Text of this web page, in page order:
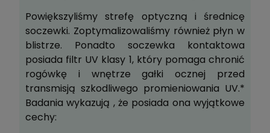
Powiększyliśmy strefę optyczną i średnicę
soczewki. Zoptymalizowaliśmy również płyn w
blistrze. Ponadto soczewka kontaktowa
posiada filtr UV klasy 1, który pomaga chronić
rogówkę i wnętrze gałki ocznej przed
transmisją szkodliwego promieniowania UV.*
Badania wykazują , że posiada ona wyjątkowe
cechy: